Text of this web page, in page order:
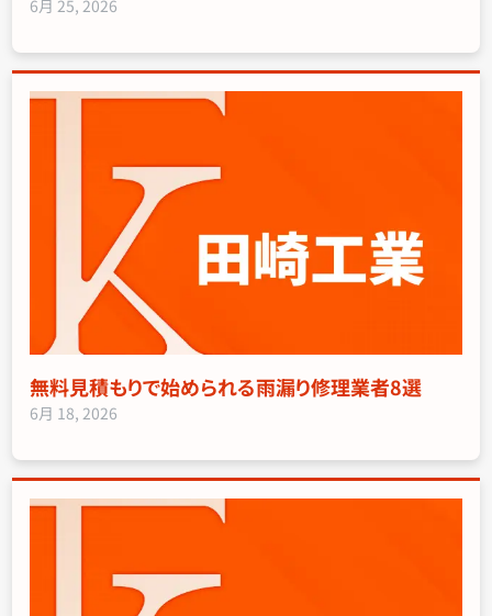
6月 25, 2026
無料見積もりで始められる雨漏り修理業者8選
6月 18, 2026